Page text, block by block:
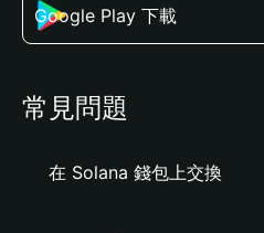
Google Play 下載
常見問題
在 Solana 錢包上交換